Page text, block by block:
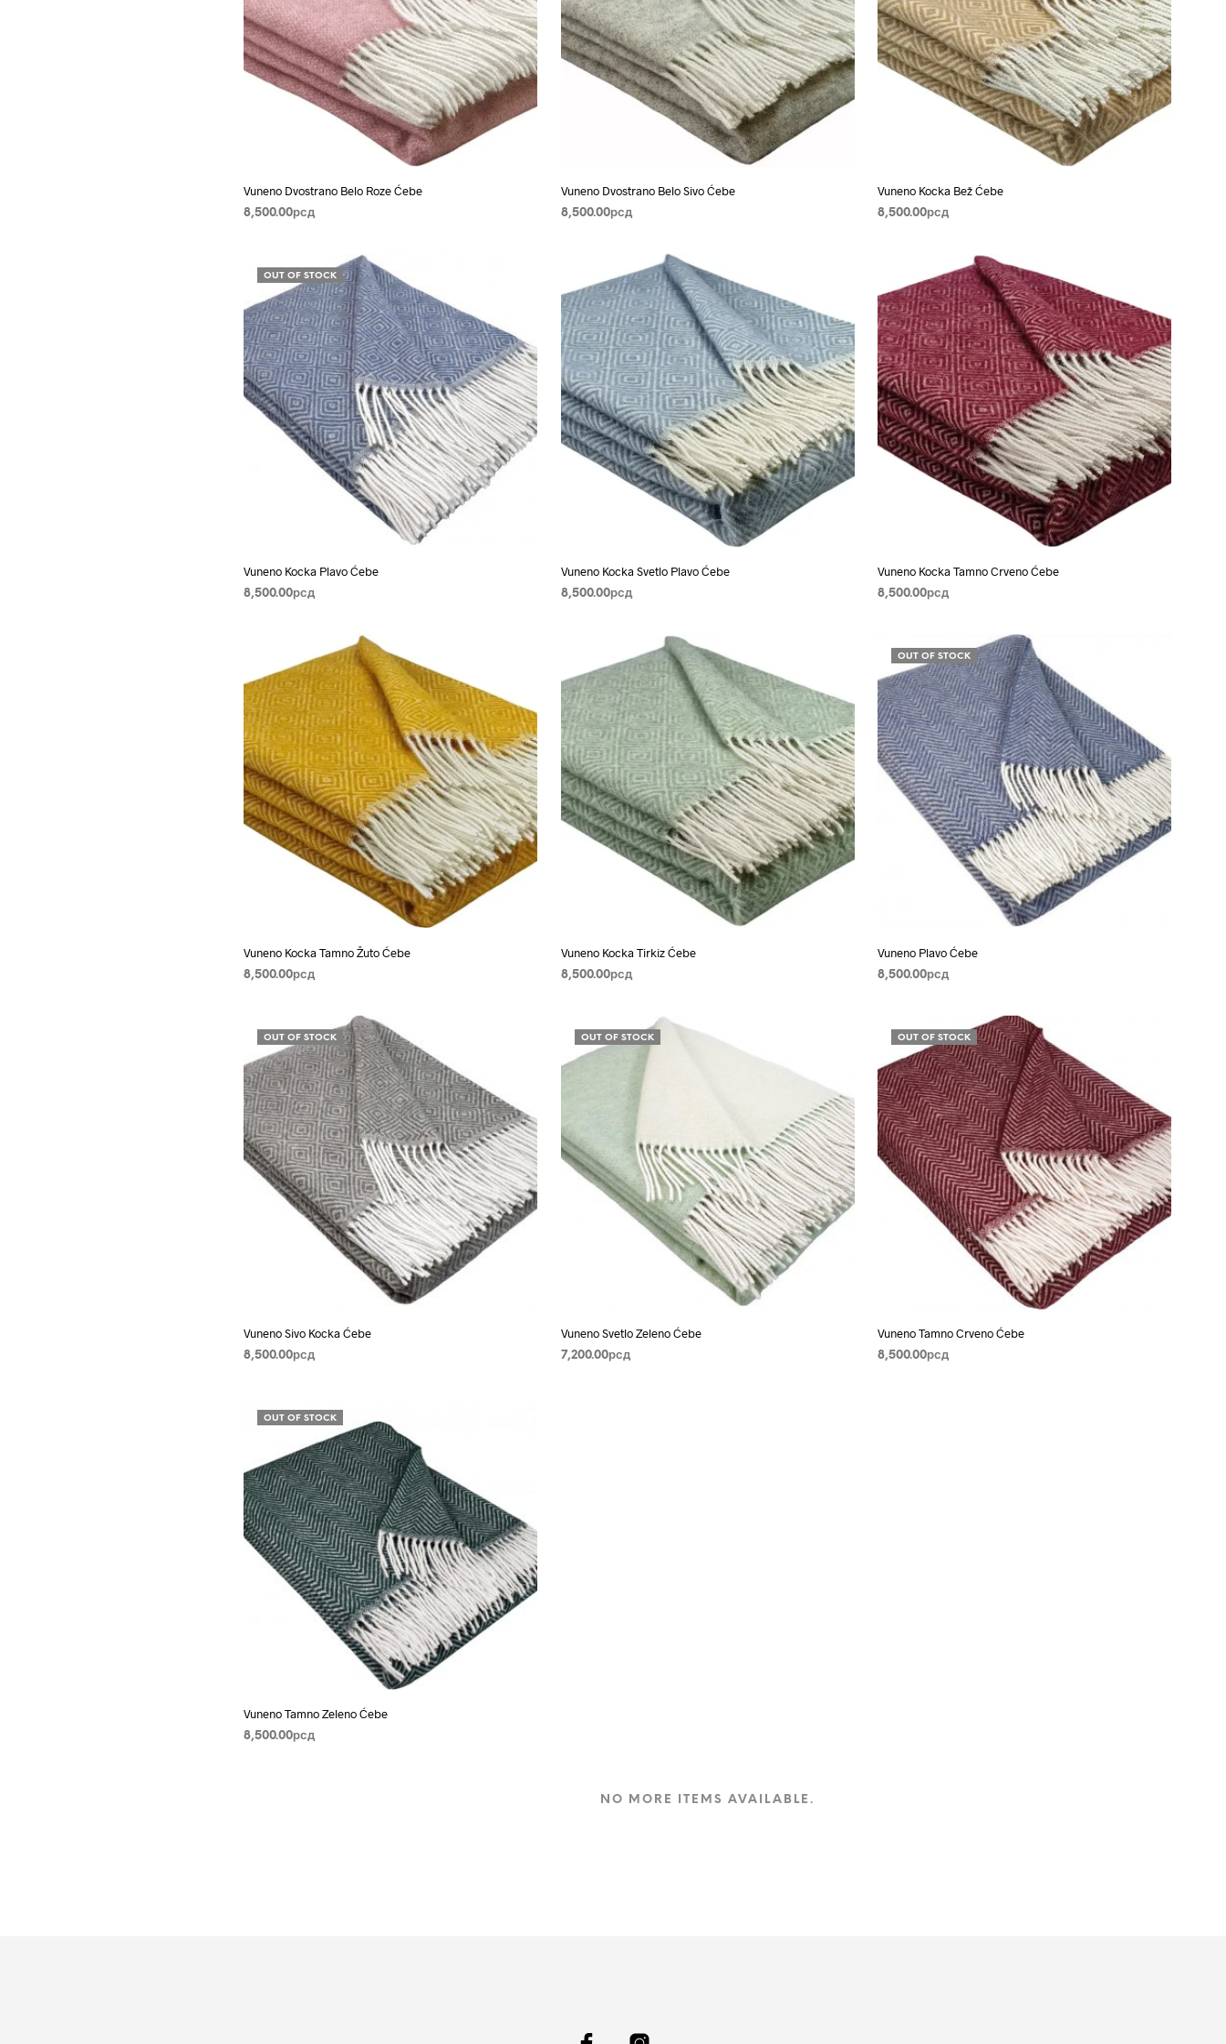
Vuneno Dvostrano Belo Roze Ćebe
8,500.00рсд
Vuneno Dvostrano Belo Sivo Ćebe
8,500.00рсд
Vuneno Kocka Bež Ćebe
8,500.00рсд
OUT OF STOCK
Vuneno Kocka Plavo Ćebe
8,500.00рсд
Vuneno Kocka Svetlo Plavo Ćebe
8,500.00рсд
Vuneno Kocka Tamno Crveno Ćebe
8,500.00рсд
Vuneno Kocka Tamno Žuto Ćebe
8,500.00рсд
Vuneno Kocka Tirkiz Ćebe
8,500.00рсд
OUT OF STOCK
Vuneno Plavo Ćebe
8,500.00рсд
OUT OF STOCK
Vuneno Sivo Kocka Ćebe
8,500.00рсд
OUT OF STOCK
Vuneno Svetlo Zeleno Ćebe
7,200.00рсд
OUT OF STOCK
Vuneno Tamno Crveno Ćebe
8,500.00рсд
OUT OF STOCK
Vuneno Tamno Zeleno Ćebe
8,500.00рсд
NO MORE ITEMS AVAILABLE.